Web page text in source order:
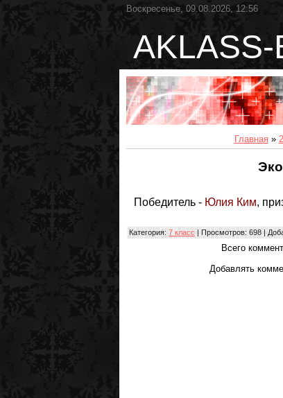
Воскресенье, 09.08.2026, 12:56
AKLASS-
Главная »
Победитель - Юлия Ким,
Категория: 7 класс | Просмотров: 698 |
Всего
Добавлять